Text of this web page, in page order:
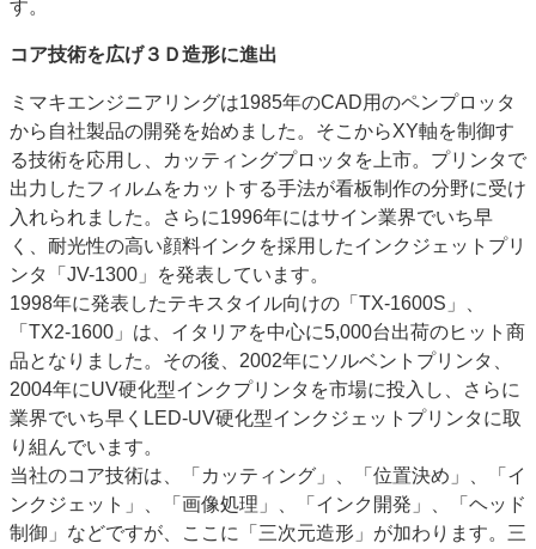
す。
コア技術を広げ３Ｄ造形に進出
ミマキエンジニアリングは1985年のCAD用のペンプロッタ
から自社製品の開発を始めました。そこからXY軸を制御す
る技術を応用し、カッティングプロッタを上市。プリンタで
出力したフィルムをカットする手法が看板制作の分野に受け
入れられました。さらに1996年にはサイン業界でいち早
く、耐光性の高い顔料インクを採用したインクジェットプリ
ンタ「JV-1300」を発表しています。
1998年に発表したテキスタイル向けの「TX-1600S」、
「TX2-1600」は、イタリアを中心に5,000台出荷のヒット商
品となりました。その後、2002年にソルベントプリンタ、
2004年にUV硬化型インクプリンタを市場に投入し、さらに
業界でいち早くLED-UV硬化型インクジェットプリンタに取
り組んでいます。
当社のコア技術は、「カッティング」、「位置決め」、「イ
ンクジェット」、「画像処理」、「インク開発」、「ヘッド
制御」などですが、ここに「三次元造形」が加わります。三